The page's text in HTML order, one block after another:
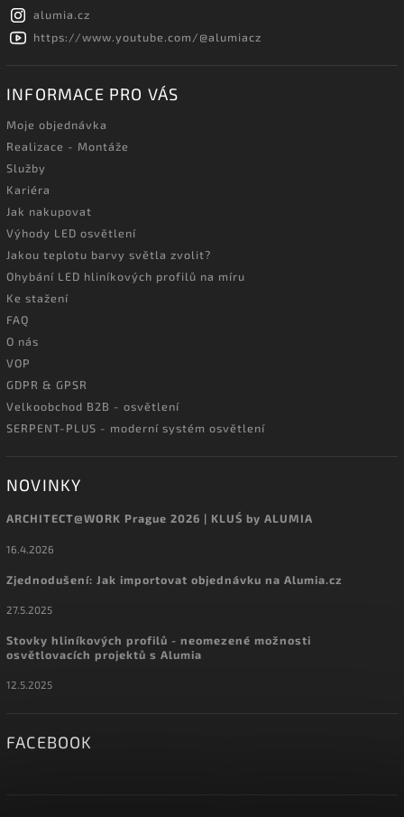
alumia.cz
https://www.youtube.com/@alumiacz
INFORMACE PRO VÁS
Moje objednávka
Realizace - Montáže
Služby
Kariéra
Jak nakupovat
Výhody LED osvětlení
Jakou teplotu barvy světla zvolit?
Ohybání LED hliníkových profilů na míru
Ke stažení
FAQ
O nás
VOP
GDPR & GPSR
Velkoobchod B2B - osvětlení
SERPENT-PLUS - moderní systém osvětlení
NOVINKY
ARCHITECT@WORK Prague 2026 | KLUŚ by ALUMIA
16.4.2026
Zjednodušení: Jak importovat objednávku na Alumia.cz
27.5.2025
Stovky hliníkových profilů - neomezené možnosti
osvětlovacích projektů s Alumia
12.5.2025
FACEBOOK